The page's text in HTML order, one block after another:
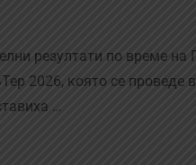
резултати по време на
2026, която се проведе
…